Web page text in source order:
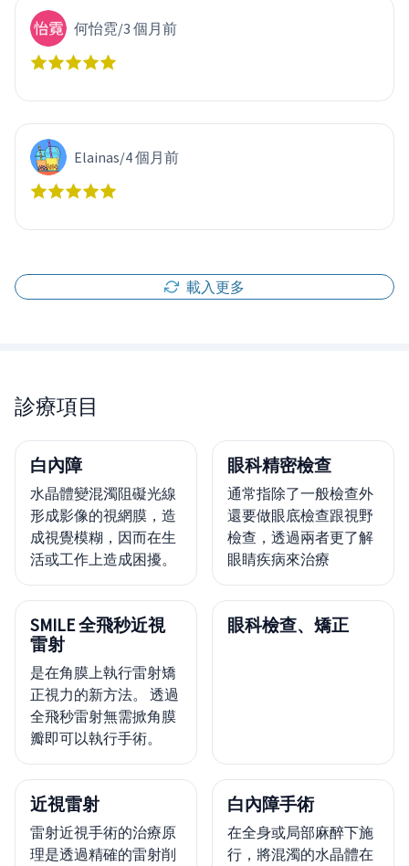
何怡霓/3 個月前
Elainas/4 個月前
載入更多
診療項目
白內障
水晶體變混濁阻礙光線
形成影像的視網膜，造
成視覺模糊，因而在生
活或工作上造成困擾。
眼科精密檢查
通常指除了一般檢查外
還要做眼底檢查跟視野
檢查，透過兩者更了解
眼睛疾病來治療
SMILE 全飛秒近視
雷射
是在角膜上執行雷射矯
正視力的新方法。 透過
全飛秒雷射無需掀角膜
瓣即可以執行手術。
眼科檢查、矯正
近視雷射
雷射近視手術的治療原
理是透過精確的雷射削
白內障手術
在全身或局部麻醉下施
行，將混濁的水晶體在